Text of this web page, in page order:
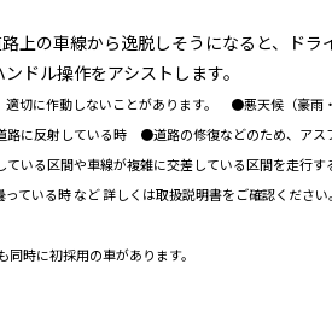
の車線から逸脱しそうになると、ド
ドル操作をアシストします。
切に作動しないことがあります。 ●悪天候（豪
路に反射している時 ●道路の修復などのため、
ている区間や車線が複雑に交差している区間を走
いる時 など 詳しくは取扱説明書をご確認ください。
時に初採用の車があります。